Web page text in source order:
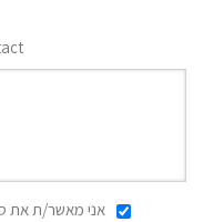
אני מאשר/ת את